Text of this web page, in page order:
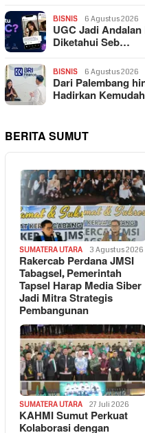
BISNIS 6 Agustus 2026
UGC Jadi
Diketahui Seb…
BISNIS 6 Agustus 2026
Dari Palembang
Hadirkan
BERITA SUMUT
SUMATERA UTARA 3 Agustus 2026
Rakercab Perdana JMSI
Tabagsel, Pemerintah
Tapsel Harap Media Siber
Jadi Mitra Strategis
Pembangunan
SUMATERA UTARA 27 Juli 2026
KAHMI Sumut Perkuat
Kolaborasi dengan